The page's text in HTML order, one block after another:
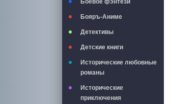
Боевое фэнтези
Бояръ-Аниме
Детективы
Детские книги
Исторические любовные
романы
Исторические
приключения